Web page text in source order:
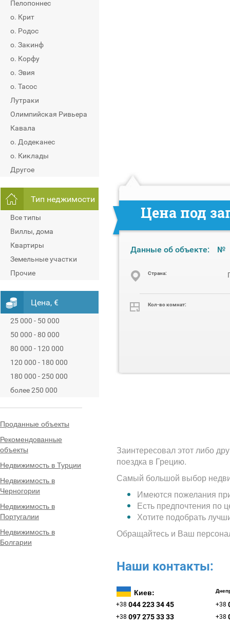
Пелопоннес
о. Крит
о. Родос
о. Закинф
о. Корфу
о. Эвия
о. Тасос
Лутраки
Олимпийская Ривьера
Кавала
о. Додеканес
о. Киклады
Другое
Тип неджимости
Все типы
Виллы, дома
Квартиры
Земельные участки
Прочие
Цена, €
25 000 - 50 000
50 000 - 80 000
80 000 - 120 000
120 000 - 180 000
180 000 - 250 000
более 250 000
Проданные объекты
Рекомендованные
объекты
Недвижимость в Турции
Недвижимость в
Черногории
Недвижимость в
Португалии
Недвижимость в
Болгарии
Цена под
Данные об объекте: №
Cтрана:
Кол-во комнат:
Заинтересовал этот либо
поездка в Грецию.
Самый большой выбор
Имеются пожелания
Есть предпочтения по
Хотите подобрать
Обращайтесь и Ваш
Наши контакты:
Киев:
+38 044 223 34 45 +38
+38 097 275 33 33 +38